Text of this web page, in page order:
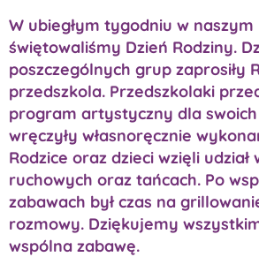
W ubiegłym tygodniu w
świętowaliśmy Dzień Rodziny.
poszczególnych grup zaprosiły
przedszkola. Przedszkolaki
program artystyczny dla swoich
wręczyły własnoręcznie
Rodzice oraz dzieci wzięli udział
ruchowych oraz tańcach. Po
zabawach był czas na
rozmowy. Dziękujemy
wspólna zabawę.